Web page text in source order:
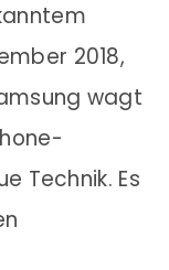
2018,
wagt
Technik. Es